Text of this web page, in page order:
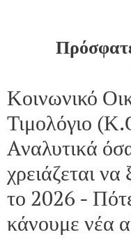
Κοινωνικό
Τιμολόγιο
Aναλυτικά
χρειάζεται να
το 2026 -
κάνουμε νέα